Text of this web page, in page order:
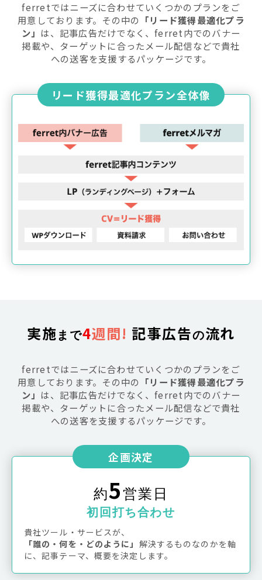
ferretではニーズに合わせていくつかのプランをご
用意しております。その中の 「リード獲得最適化プラ
ン」 は、記事広告だけでなく、ferret内でのバナー
掲載や、ターゲットに合ったメール配信などで貴社
への送客を支援するパッケージです。
リード獲得最適化プラン全体像
実施 まで4週間! 記事広告の流れ
ferretではニーズに合わせていくつかのプランをご
用意しております。その中の 「リード獲得最適化プラ
ン」 は、記事広告だけでなく、ferret内でのバナー
掲載や、ターゲットに合ったメール配信などで貴社
への送客を支援するパッケージです。
企画決定
約5営業日
初回打ち合わせ
貴社ツール・サービスが、
「誰の・何を・どのように」 解決するものなのかを軸
に、記事テーマ、概要を決定します。